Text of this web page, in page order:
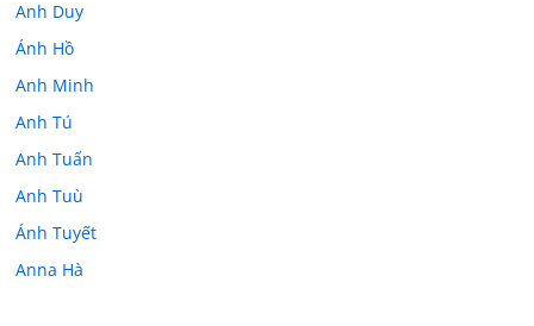
Anh Duy
Ánh Hồ
Anh Minh
Anh Tú
Anh Tuấn
Anh Tuù
Ánh Tuyết
Anna Hà